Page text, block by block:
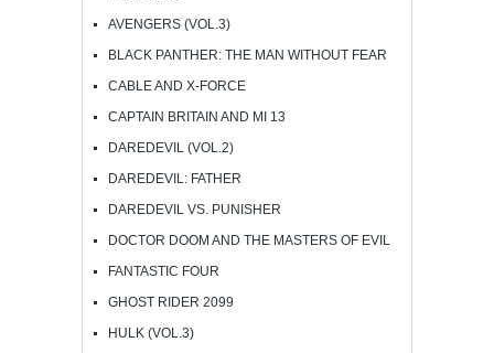
AVENGERS (VOL.3)
BLACK PANTHER: THE MAN WITHOUT FEAR
CABLE AND X-FORCE
CAPTAIN BRITAIN AND MI 13
DAREDEVIL (VOL.2)
DAREDEVIL: FATHER
DAREDEVIL VS. PUNISHER
DOCTOR DOOM AND THE MASTERS OF EVIL
FANTASTIC FOUR
GHOST RIDER 2099
HULK (VOL.3)